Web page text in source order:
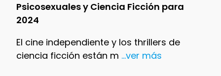
Psicosexuales y Ciencia Ficción para
2024
El cine independiente y los thrillers de
ciencia ficción están m ...ver más